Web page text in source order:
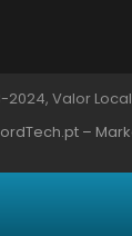
2024, Valor Local
–